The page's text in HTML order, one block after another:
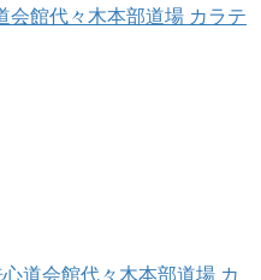
会館代々木本部道場 カラテ
道会館代々木本部道場 カ